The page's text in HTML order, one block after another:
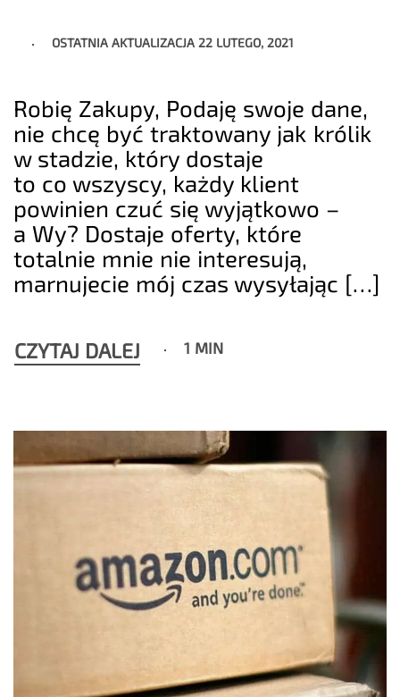
OSTATNIA AKTUALIZACJA 22 LUTEGO, 2021
Robię Zakupy, Podaję swoje dane,
nie chcę być traktowany jak królik
w stadzie, który dostaje
to co wszyscy, każdy klient
powinien czuć się wyjątkowo –
a Wy? Dostaje oferty, które
totalnie mnie nie interesują,
marnujecie mój czas wysyłając […]
CZYTAJ DALEJ 1 MIN